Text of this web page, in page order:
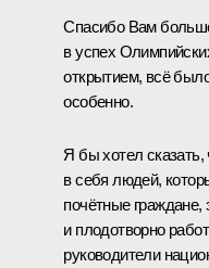
Спасибо Вам
в успех
открытием, всё
особенно.
Я бы хотел
в себя людей,
почётные
и плодотворно
руководители